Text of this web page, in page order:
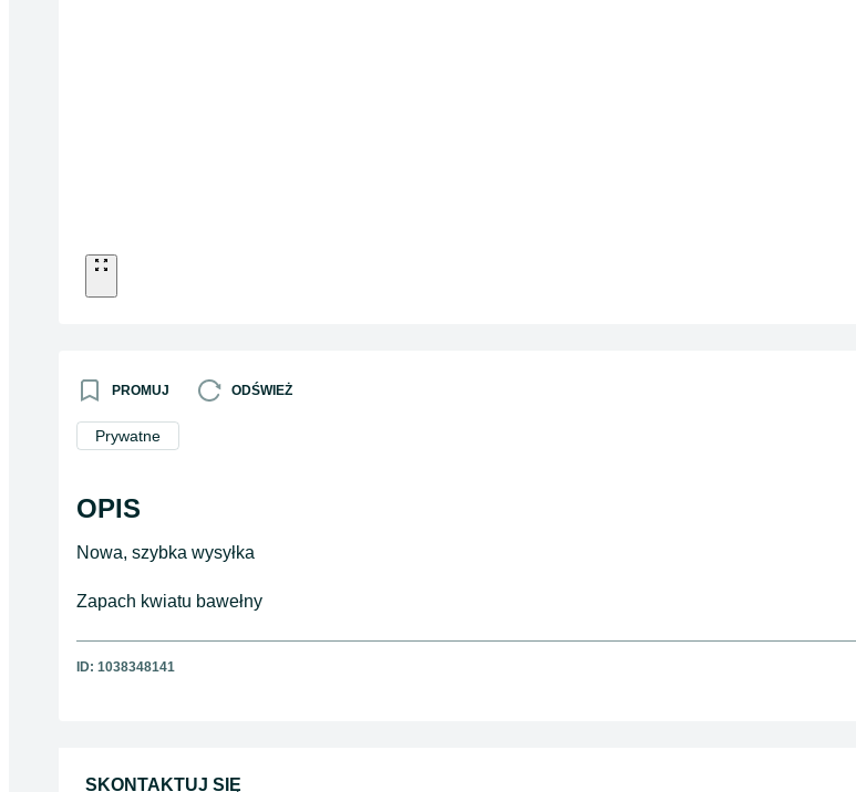
PROMUJ ODŚWIEŻ
Prywatne
OPIS
Nowa, szybka wysyłka
Zapach kwiatu bawełny
ID: 1038348141
SKONTAKTUJ SIĘ